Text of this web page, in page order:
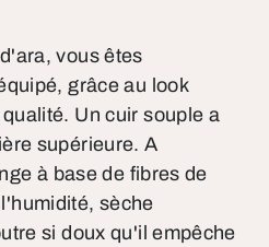
vous êtes
grâce au look
Un cuir souple a
supérieure. A
à base de fibres de
sèche
si doux qu'il empêche